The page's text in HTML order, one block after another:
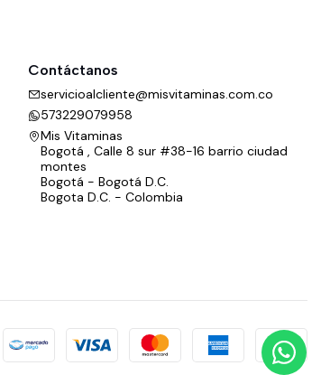
Contáctanos
servicioalcliente@misvitaminas.com.co
573229079958
Mis Vitaminas
Bogotá , Calle 8 sur #38-16 barrio ciudad
montes
Bogotá - Bogotá D.C.
Bogota D.C. - Colombia